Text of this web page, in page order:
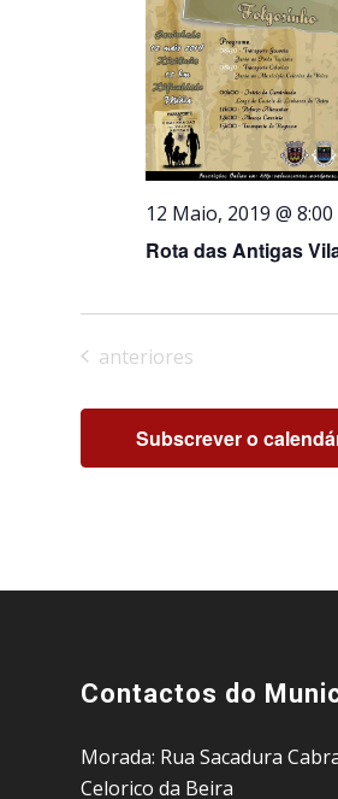
Rota das Antigas
12 Maio, 2019 @ 8:00
Eventos
anteriores
Subscrever o
Contactos do
Morada: Rua Sacadura
Celorico da Beira